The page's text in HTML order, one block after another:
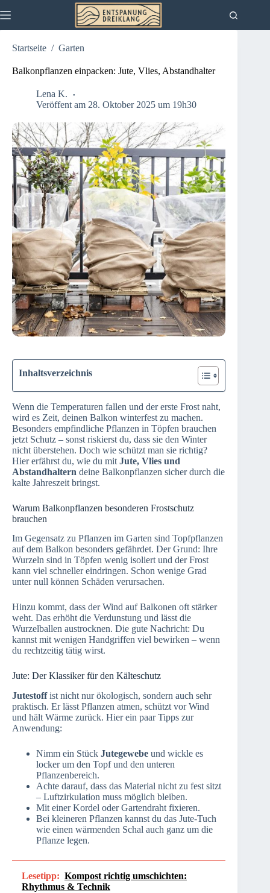
Inhalt
Startseite / Garten
Balkonpflanzen einpacken: Jute, Vlies, Abstandhalter
Lena K.
Veröffent am 28. Oktober 2025 um 19h30
Inhaltsverzeichnis
Wenn die Temperaturen fallen und der erste Frost naht,
wird es Zeit, deinen Balkon winterfest zu machen.
Besonders empfindliche Pflanzen in Töpfen brauchen
jetzt Schutz – sonst riskierst du, dass sie den Winter
nicht überstehen. Doch wie schützt man sie richtig?
Hier erfährst du, wie du mit Jute, Vlies und
Abstandhaltern deine Balkonpflanzen sicher durch die
kalte Jahreszeit bringst.
Warum Balkonpflanzen besonderen Frostschutz
brauchen
Im Gegensatz zu Pflanzen im Garten sind Topfpflanzen
auf dem Balkon besonders gefährdet. Der Grund: Ihre
Wurzeln sind in Töpfen wenig isoliert und der Frost
kann viel schneller eindringen. Schon wenige Grad
unter null können Schäden verursachen.
Hinzu kommt, dass der Wind auf Balkonen oft stärker
weht. Das erhöht die Verdunstung und lässt die
Wurzelballen austrocknen. Die gute Nachricht: Du
kannst mit wenigen Handgriffen viel bewirken – wenn
du rechtzeitig tätig wirst.
Jute: Der Klassiker für den Kälteschutz
Jutestoffist nicht nur ökologisch, sondern auch sehr
praktisch. Er lässt Pflanzen atmen, schützt vor Wind
und hält Wärme zurück. Hier ein paar Tipps zur
Anwendung:
Nimm ein Stück Jutegewebe und wickle es
locker um den Topf und den unteren
Pflanzenbereich.
Achte darauf, dass das Material nicht zu fest sitzt
– Luftzirkulation muss möglich bleiben.
Mit einer Kordel oder Gartendraht fixieren.
Bei kleineren Pflanzen kannst du das Jute-Tuch
wie einen wärmenden Schal auch ganz um die
Pflanze legen.
Lesetipp: Kompost richtig umschichten:
Rhythmus & Technik